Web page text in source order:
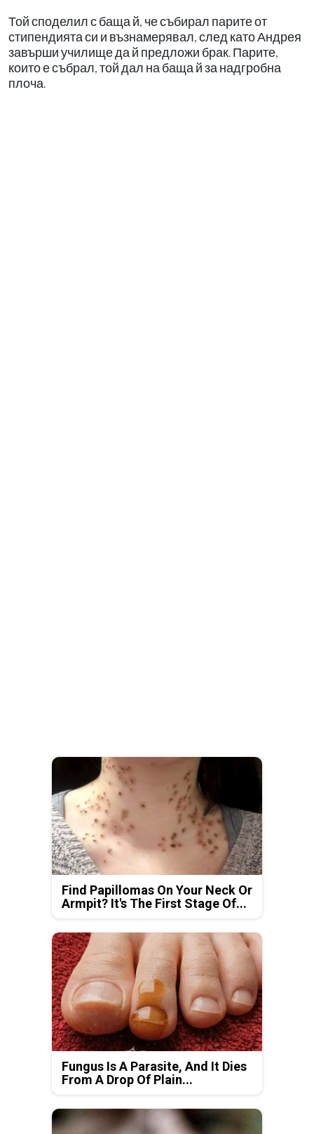
Той споделил с баща й, че събирал парите от
стипендията си и възнамерявал, след като Андрея
завърши училище да й предложи брак. Парите,
които е събрал, той дал на баща й за надгробна
плоча.
Find Papillomas On Your Neck Or
Armpit? It's The First Stage Of...
Fungus Is A Parasite, And It Dies
From A Drop Of Plain...